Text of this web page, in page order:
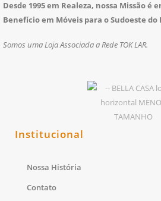
Desde 1995 em Realeza, nossa Missão é
Benefício em Móveis para o Sudoeste do
Somos uma Loja Associada a Rede TOK LAR.
Institucional
Nossa História
Contato